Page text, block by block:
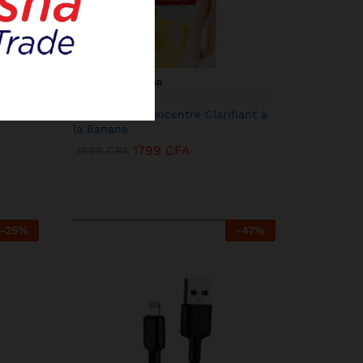
KENBANG TRÉSOR
Miss Laila – Concentré Clarifiant à
la Banane
1799 CFA
-25% -47%